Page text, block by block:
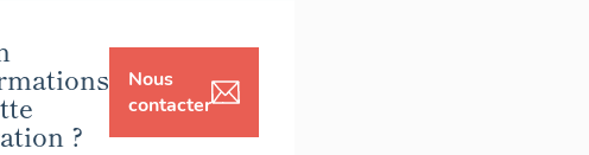
?
Nous
contacter